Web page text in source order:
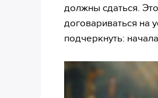
должны сдаться.
договариваться на
подчеркнуть: